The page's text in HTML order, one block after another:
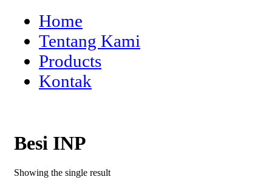
Home
Tentang Kami
Products
Kontak
Besi INP
Showing the single result